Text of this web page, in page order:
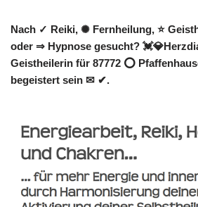
Nach ✓ Reiki, ✺ Fernheilung, ⭐
oder ⇒ Hypnose gesucht?
Geistheilerin für 87772 ⭕
begeistert sein ✉ ✔.